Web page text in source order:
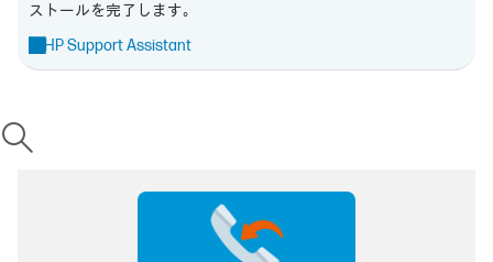
ストールを完了します｡
■HP Support Assistant